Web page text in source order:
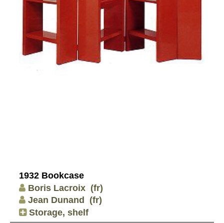
1932 Bookcase
Boris Lacroix (fr)
Jean Dunand
(fr)
Storage, shelf